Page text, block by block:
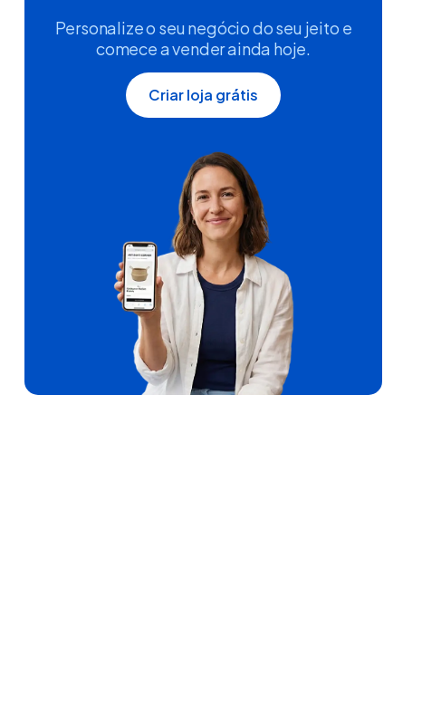
Personalize o seu negócio do seu jeito e
comece a vender ainda hoje.
Criar loja grátis